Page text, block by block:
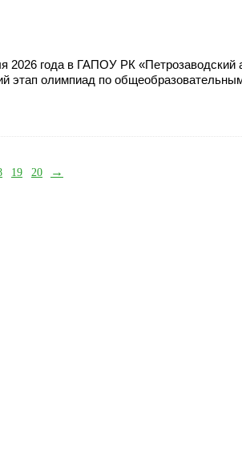
2026 года в ГАПОУ РК «Петрозаводский
этап олимпиад по
19 20 →